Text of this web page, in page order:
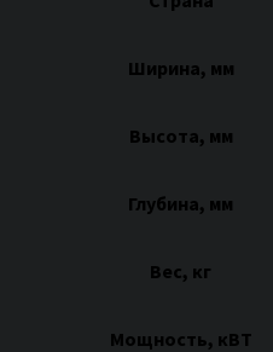
Ширина, мм
Высота, мм
Глубина, мм
Вес, кг
Мощность, кВТ